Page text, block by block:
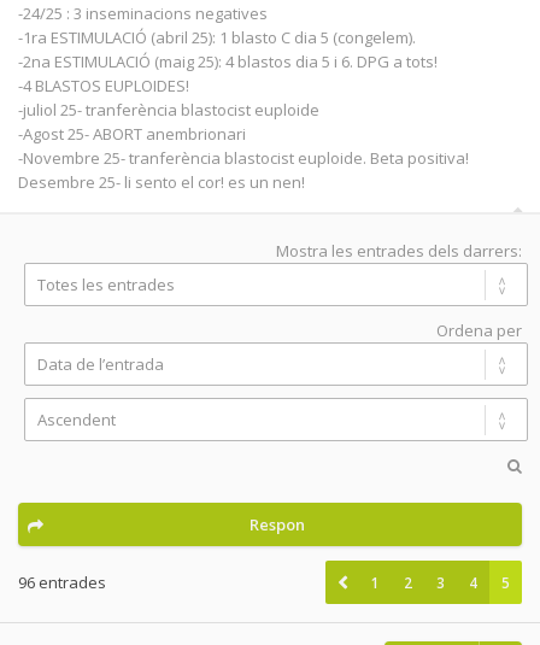
-24/25 : 3 inseminacions negatives
-1ra ESTIMULACIÓ (abril 25): 1 blasto C dia 5 (congelem).
-2na ESTIMULACIÓ (maig 25): 4 blastos dia 5 i 6. DPG a tots!
-4 BLASTOS EUPLOIDES!
-juliol 25- tranferència blastocist euploide
-Agost 25- ABORT anembrionari
-Novembre 25- tranferència blastocist euploide. Beta positiva!
Desembre 25- li sento el cor! es un nen!
Mostra les entrades dels darrers:
Ordena per
Respon
96 entrades 1 2 3 4 5